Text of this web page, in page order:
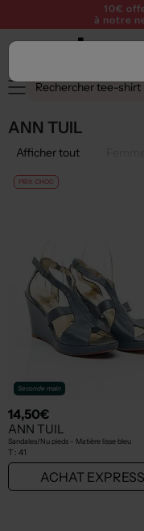
10€
à notre
ANN TUIL
Afficher tout
PRIX CHOC
Seconde main
14,50€
ANN TUIL
Sandales/Nu pieds - Matière lisse bleu
T : 41
ACHAT EXPRESS